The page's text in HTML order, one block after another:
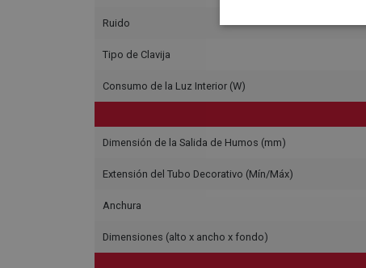
Ruido
Tipo de Clavija
Consumo de la Luz Interior (W)
Dimensión de la Salida de Humos (mm)
Extensión del Tubo Decorativo (Mín/Máx)
Anchura
Dimensiones (alto x ancho x fondo)